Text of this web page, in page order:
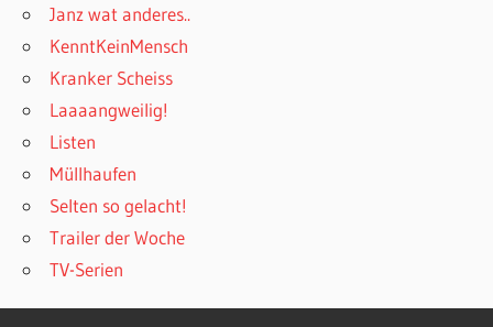
Janz wat anderes..
KenntKeinMensch
Kranker Scheiss
Laaaangweilig!
Listen
Müllhaufen
Selten so gelacht!
Trailer der Woche
TV-Serien